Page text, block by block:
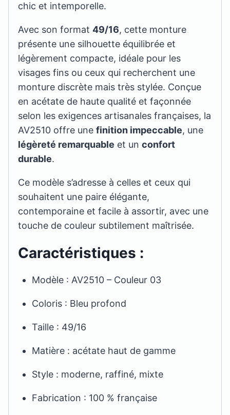
chic et intemporelle.
Avec son format49/16, cette monture
présente une silhouette équilibrée et
légèrement compacte, idéale pour les
visages fins ou ceux qui recherchent une
monture discrète mais très stylée. Conçue
en acétate de haute qualité et façonnée
selon les exigences artisanales françaises, la
AV2510 offre unefinition impeccable, une
légèreté remarquable et unconfort
durable.
Ce modèle s’adresse à celles et ceux qui
souhaitent une paire élégante,
contemporaine et facile à assortir, avec une
touche de couleur subtilement maîtrisée.
Caractéristiques :
Modèle : AV2510 – Couleur 03
Coloris : Bleu profond
Taille : 49/16
Matière : acétate haut de gamme
Style : moderne, raffiné, mixte
Fabrication : 100 % française